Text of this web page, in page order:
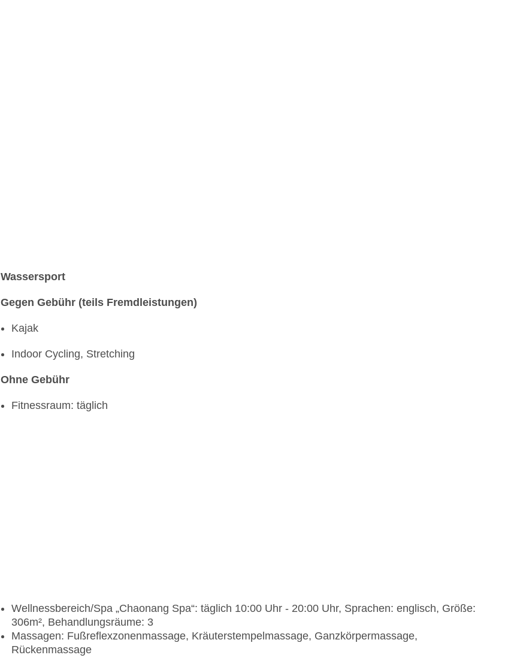
Wassersport
Gegen Gebühr (teils Fremdleistungen)
Kajak
Indoor Cycling, Stretching
Ohne Gebühr
Fitnessraum: täglich
Wellnessbereich/Spa „Chaonang Spa“: täglich 10:00 Uhr - 20:00 Uhr, Sprachen: englisch, Größe:
306m², Behandlungsräume: 3
Massagen: Fußreflexzonenmassage, Kräuterstempelmassage, Ganzkörpermassage,
Rückenmassage